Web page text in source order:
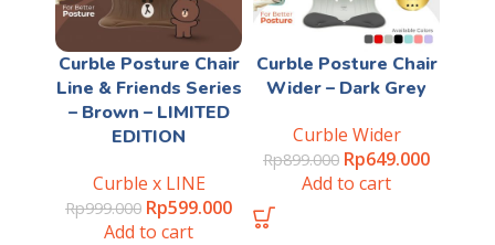
Curble Posture Chair
Line & Friends Series
– Brown – LIMITED
EDITION
Curble x LINE
Rp999.000 Rp599.000
Add to cart
Curble Posture Chair
Wider – Dark Grey
Curble Wider
Rp899.000 Rp649.000
Add to cart